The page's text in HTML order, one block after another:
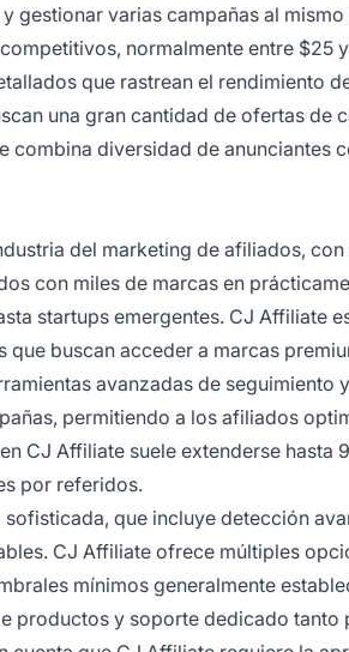
gestionar varias campañas al
normalmente entre $25
que rastrean el rendimiento
una gran cantidad de ofertas de
combina diversidad de anunciantes
del marketing de afiliados, con
con miles de marcas en
startups emergentes. CJ Affiliate
buscan acceder a marcas
avanzadas de seguimiento
permitiendo a los afiliados
en CJ Affiliate suele extenderse hasta
por referidos.
que incluye detección
CJ Affiliate ofrece múltiples
mínimos generalmente
productos y soporte dedicado tanto